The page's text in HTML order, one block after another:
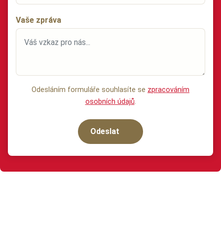
Vaše zpráva
Odesláním formuláře souhlasíte se zpracováním
osobních údajů.